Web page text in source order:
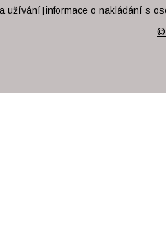
užívání informace o nakládání s
©